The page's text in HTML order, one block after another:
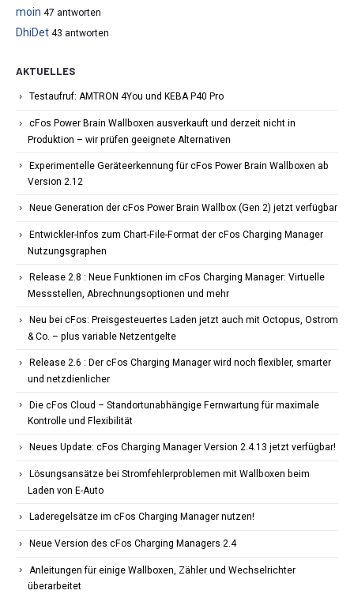
moin 47 antworten
DhiDet 43 antworten
AKTUELLES
Testaufruf: AMTRON 4You und KEBA P40 Pro
cFos Power Brain Wallboxen ausverkauft und derzeit nicht in
Produktion – wir prüfen geeignete Alternativen
Experimentelle Geräteerkennung für cFos Power Brain Wallboxen ab
Version 2.12
Neue Generation der cFos Power Brain Wallbox (Gen 2) jetzt verfügbar
Entwickler-Infos zum Chart-File-Format der cFos Charging Manager
Nutzungsgraphen
Release 2.8 : Neue Funktionen im cFos Charging Manager: Virtuelle
Messstellen, Abrechnungsoptionen und mehr
Neu bei cFos: Preisgesteuertes Laden jetzt auch mit Octopus, Ostrom
& Co. – plus variable Netzentgelte
Release 2.6 : Der cFos Charging Manager wird noch flexibler, smarter
und netzdienlicher
Die cFos Cloud – Standortunabhängige Fernwartung für maximale
Kontrolle und Flexibilität
Neues Update: cFos Charging Manager Version 2.4.13 jetzt verfügbar!
Lösungsansätze bei Stromfehlerproblemen mit Wallboxen beim
Laden von E-Auto
Laderegelsätze im cFos Charging Manager nutzen!
Neue Version des cFos Charging Managers 2.4
Anleitungen für einige Wallboxen, Zähler und Wechselrichter
überarbeitet